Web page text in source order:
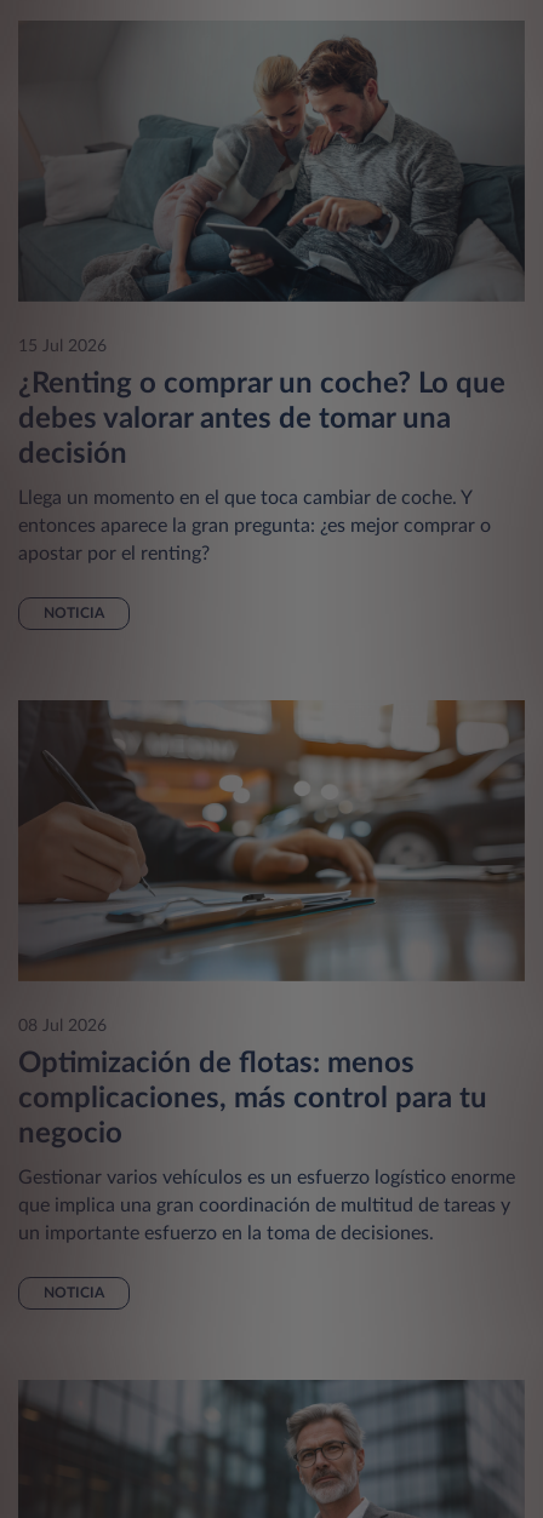
15 Jul 2026
¿Renting o comprar un coche? Lo que
debes valorar antes de tomar una
decisión
Llega un momento en el que toca cambiar de coche. Y
entonces aparece la gran pregunta: ¿es mejor comprar o
apostar por el renting?
NOTICIA
08 Jul 2026
Optimización de flotas: menos
complicaciones, más control para tu
negocio
Gestionar varios vehículos es un esfuerzo logístico enorme
que implica una gran coordinación de multitud de tareas y
un importante esfuerzo en la toma de decisiones.
NOTICIA